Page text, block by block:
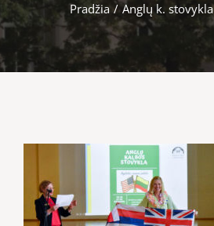
Pradžia / Anglų k. stovykla